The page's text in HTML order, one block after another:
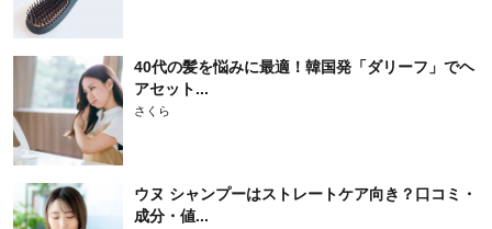
40代の髪を悩みに最適！韓国発「ダリーフ」でヘ
アセット...
さくら
ウヌ シャンプーはストレートケア向き？口コミ・
成分・値...